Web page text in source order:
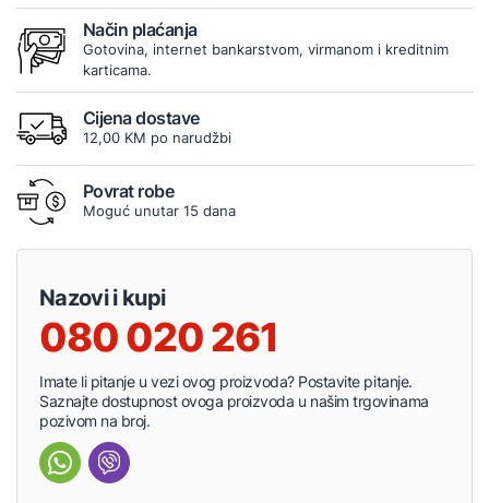
Način plaćanja
Gotovina, internet bankarstvom, virmanom i kreditnim
karticama.
Cijena dostave
12,00 KM po narudžbi
Povrat robe
Moguć unutar 15 dana
Nazovi i kupi
080 020 261
Imate li pitanje u vezi ovog proizvoda? Postavite pitanje.
Saznajte dostupnost ovoga proizvoda u našim trgovinama
pozivom na broj.